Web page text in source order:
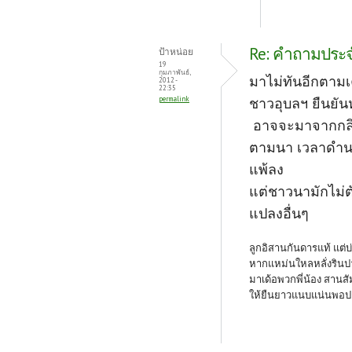
ป้าหน่อย
19
กุมภาพันธ์,
2012 -
22:35
permalink
Re: คำถามปร
มาไม่ทันอีกตาม
ชาวอุบลฯ ยืนยัน
อาจจะมาจากก
ตามนา เวลาดำ
แพ้ลง
แต่ชาวนามักไม่
แปลงอื่นๆ
ลูกอิสานกันดารแท้ แต่บ่
หากแหม่นใหลหลั่งริน
มาเด้อพวกพี่น้อง สาน
ให้ยืนยาวแนบแน่นพอ